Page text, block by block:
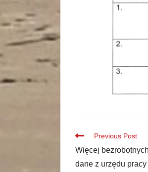
Previous Post
Więcej
dane z urzędu pracy